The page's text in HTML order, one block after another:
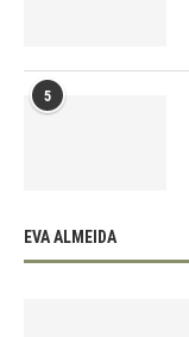
5
EVA ALMEIDA